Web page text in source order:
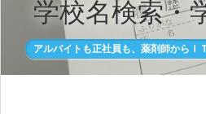
学校名検索・
アルバイトも正社員も、薬剤師からＩ